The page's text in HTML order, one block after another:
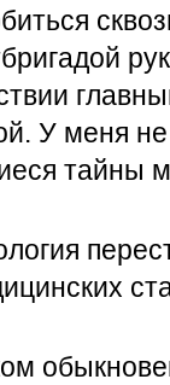
У меня
тайны